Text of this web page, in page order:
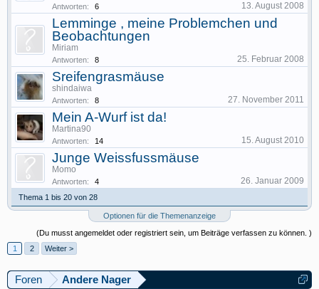
Antworten: 6 13. August 2008
Lemminge , meine Problemchen und
Beobachtungen
Miriam
Antworten: 8 25. Februar 2008
Sreifengrasmäuse
shindaiwa
Antworten: 8 27. November 2011
Mein A-Wurf ist da!
Martina90
Antworten: 14 15. August 2010
Junge Weissfussmäuse
Momo
Antworten: 4 26. Januar 2009
Thema 1 bis 20 von 28
Optionen für die Themenanzeige
(Du musst angemeldet oder registriert sein, um Beiträge verfassen zu können. )
1
2 Weiter >
Foren Andere Nager